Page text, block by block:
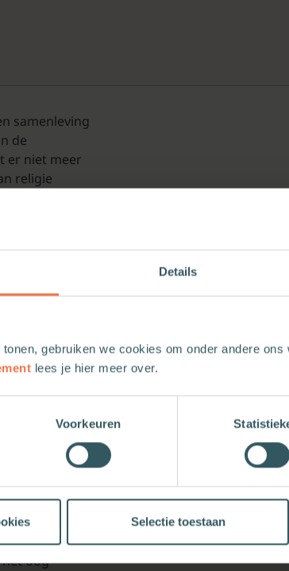
Details
gebruiken we cookies om onder andere ons
lees je hier meer over.
Voorkeuren
Selectie toestaan
samenleving
de
er niet meer
religie
de SGP
politiek
zij
ogen dat
ten
van de
iedere
van de
om
en voor
vakwetenschappers
oog